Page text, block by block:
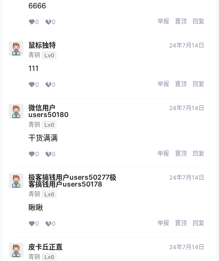
6666
0 0 举报 置顶 回复
鼠标独特
青铜 Lv0
24年7月14日
111
0 0 举报 置顶 回复
微信用户
users50180
青铜 Lv0
24年7月14日
干货满满
0 0 举报 置顶 回复
极客搞钱用户users50277极
客搞钱用户users50178
青铜 Lv0
24年7月14日
瞅瞅
0 0 举报 置顶 回复
皮卡丘正直
青铜 Lv0
24年7月14日